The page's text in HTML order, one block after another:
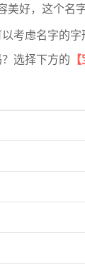
美好，这个名
考虑名字的
选择下方的